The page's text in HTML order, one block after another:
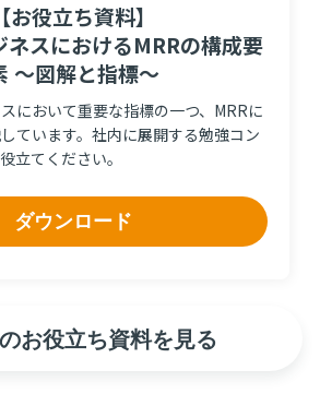
【お役立ち資料】
ネスにおけるMRRの構成要
～図解と指標～
において重要な指標の一つ、MRRに
ています。社内に展開する勉強コン
立てください。
ダウンロード
お役立ち資料を見る